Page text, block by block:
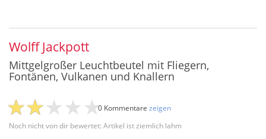
Wolff Jackpott
Mittgelgroßer Leuchtbeutel mit Fliegern,
Fontänen, Vulkanen und Knallern
Noch nicht von dir bewertet: Artikel ist ziemlich lahm
0 Kommentare zeigen